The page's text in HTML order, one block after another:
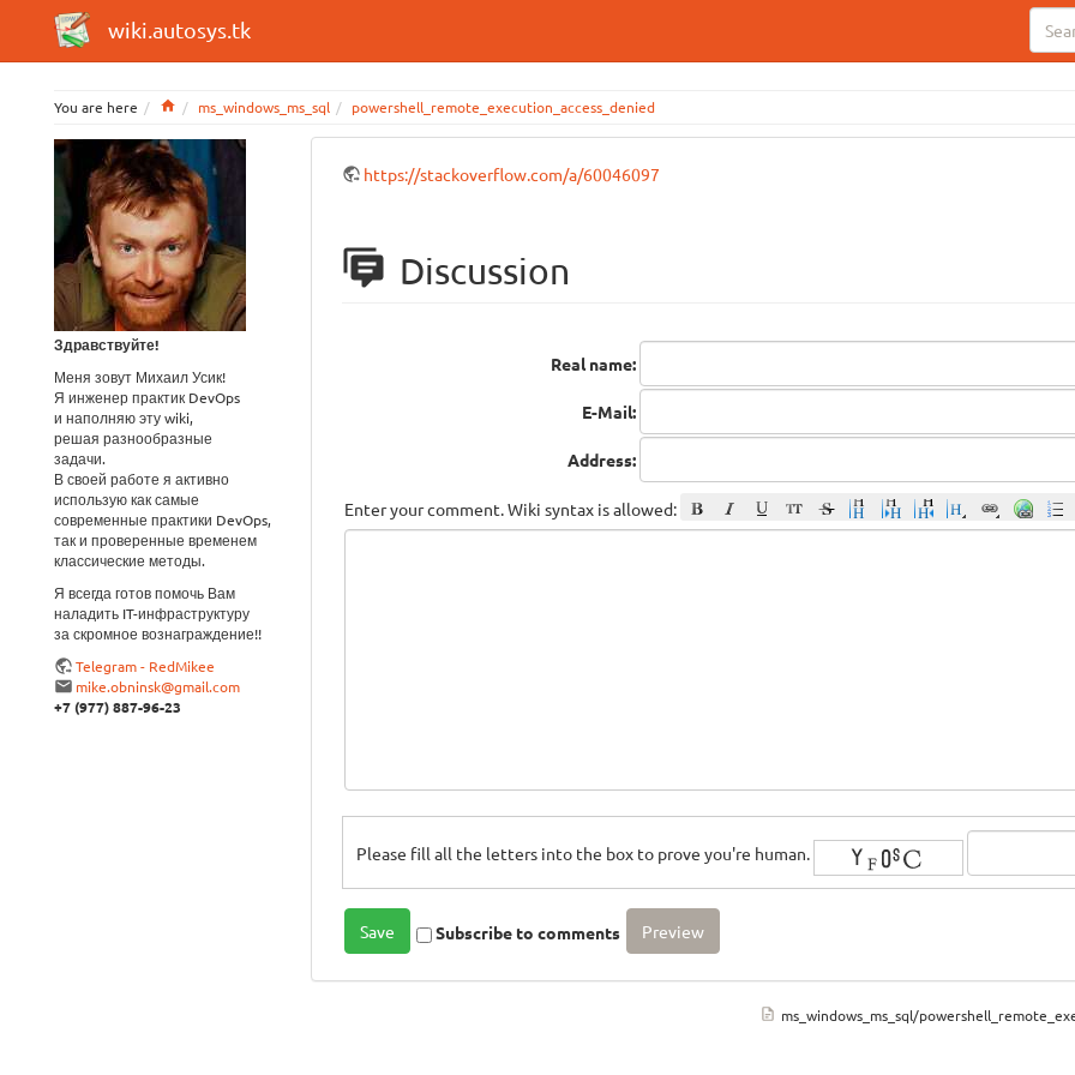
wiki.autosys.tk
You are here Homems_windows_ms_sql powershell_remote_execution_access_denied
Здравствуйте!
Меня зовут Михаил Усик!
Я инженер практик DevOps
и наполняю эту wiki,
решая разнообразные
задачи.
В своей работе я активно
использую как самые
современные практики DevOps,
так и проверенные временем
классические методы.
Я всегда готов помочь Вам
наладить IT-инфраструктуру
за скромное вознаграждение!!
Telegram - RedMikee
mike.obninsk@gmail.com
+7 (977) 887-96-23
https://stackoverflow.com/a/60046097
Discussion
Real name:
E-Mail:
Address:
Enter your comment. Wiki syntax is allowed:
Please fill all the letters into the box to prove you're human.
Subscribe to comments
ms_windows_ms_sql/